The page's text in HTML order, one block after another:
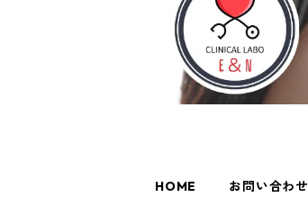
HOME お問い合わせ